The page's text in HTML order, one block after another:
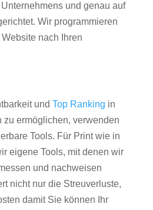
und genau auf
Wir programmieren
nach Ihren
und Top Ranking in
zu ermöglichen, verwenden
Tools. Für Print wie in
eigene Tools, mit denen wir
und nachweisen
nicht nur die Streuverluste,
damit Sie können Ihr